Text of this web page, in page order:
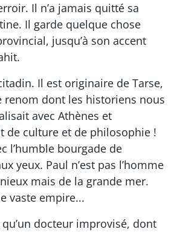
Il n’a jamais quitté sa
Il garde quelque chose
jusqu’à son accent
Il est originaire de Tarse,
renom dont les historiens nous
avec Athènes et
de culture et de philosophie !
l’humble bourgade de
yeux. Paul n’est pas l’homme
mais de la grande mer.
vaste empire...
qu’un docteur improvisé, dont